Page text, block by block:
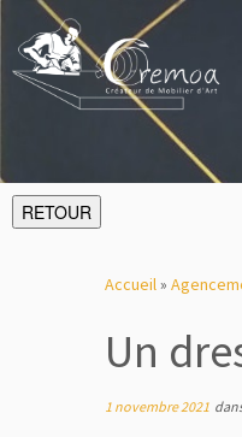
RETOUR
Accueil»
Un
1 novembre 2021